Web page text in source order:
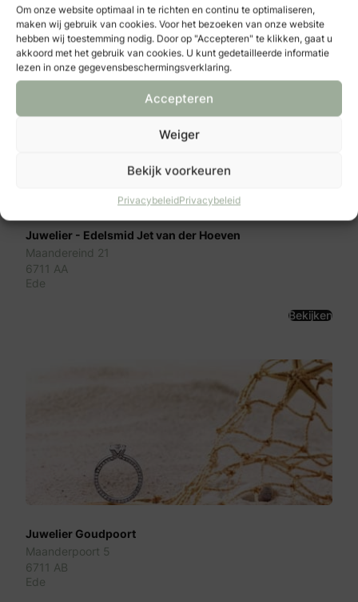
Om onze website optimaal in te richten en continu te optimaliseren,
maken wij gebruik van cookies. Voor het bezoeken van onze website
hebben wij toestemming nodig. Door op "Accepteren" te klikken, gaat u
akkoord met het gebruik van cookies. U kunt gedetailleerde informatie
lezen in onze gegevensbeschermingsverklaring.
Accepteren
Weiger
Bekijk voorkeuren
PrivacybeleidPrivacybeleid
Bekijken
Juwelier - Edelsmid Jet van der Hoeven
Maandereind 21
6711 AA
Ede
Bekijken
Juwelier Goudpoort
Maanderpoort 5
6711 AB
Ede